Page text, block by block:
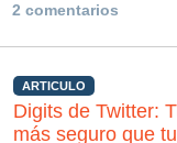
2 comentarios
ARTICULO
Digits de Twitter:
más seguro que